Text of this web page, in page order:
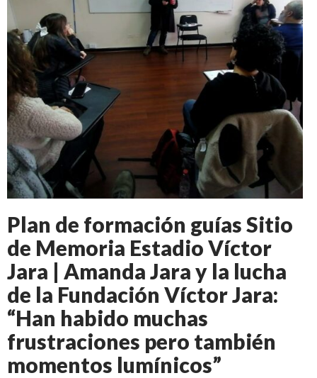
Plan de formación guías Sitio
de Memoria Estadio Víctor
Jara | Amanda Jara y la lucha
de la Fundación Víctor Jara:
“Han habido muchas
frustraciones pero también
momentos lumínicos”